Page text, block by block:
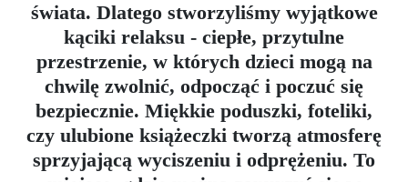
świata. Dlatego stworzyliśmy wyjątkowe
kąciki relaksu - ciepłe, przytulne
przestrzenie, w których dzieci mogą na
chwilę zwolnić, odpocząć i poczuć się
bezpiecznie. Miękkie poduszki, foteliki,
czy ulubione książeczki tworzą atmosferę
sprzyjającą wyciszeniu i odprężeniu. To